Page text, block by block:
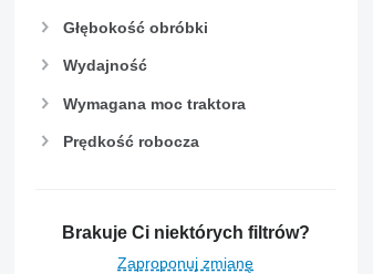
Głębokość obróbki
Wydajność
Wymagana moc traktora
Prędkość robocza
Brakuje Ci niektórych filtrów?
Zaproponuj zmianę